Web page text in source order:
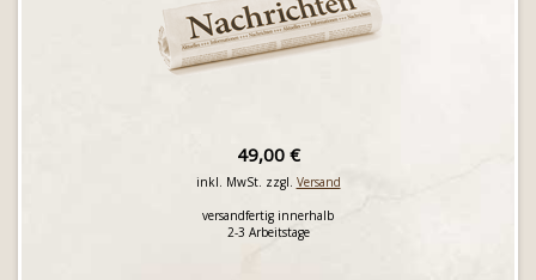
49,00 €
inkl. MwSt. zzgl. Versand
versandfertig innerhalb
2-3 Arbeitstage